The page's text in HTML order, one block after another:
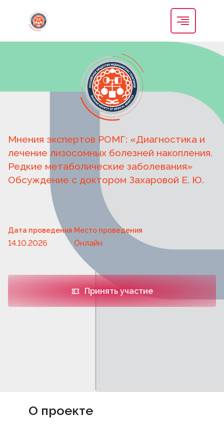
Мнения экспертов РОМГ: «Диагностика и
лечение лизосомных болезней накопления.
Редкие метаболические заболевания»
Обсуждение с доктором Захаровой Е. Ю.
Дата проведения
14.10.2026
Место проведения
Онлайн
Принять участие
О проекте